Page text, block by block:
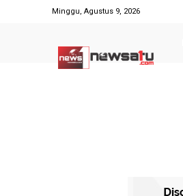
Minggu, Agustus 9, 2026